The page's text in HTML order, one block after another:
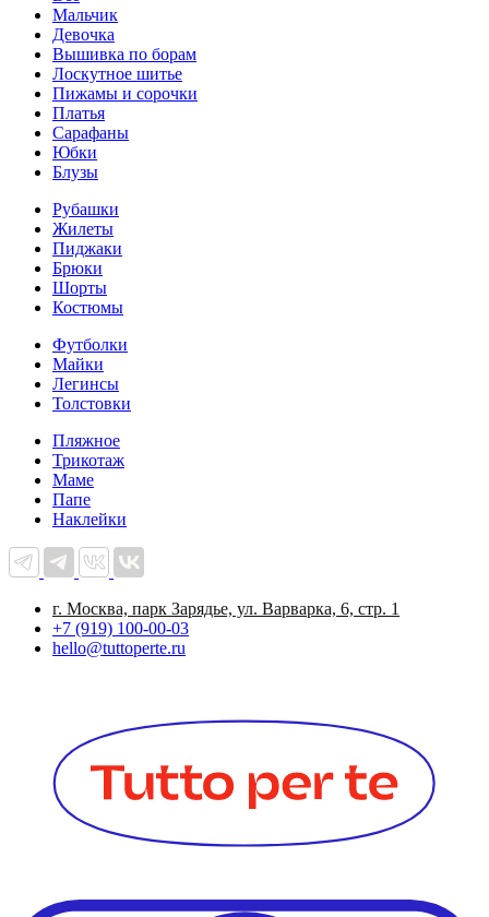
Мальчик
Девочка
Вышивка по борам
Лоскутное шитье
Пижамы и сорочки
Платья
Сарафаны
Юбки
Блузы
Рубашки
Жилеты
Пиджаки
Брюки
Шорты
Костюмы
Футболки
Майки
Легинсы
Толстовки
Пляжное
Трикотаж
Маме
Папе
Наклейки
г. Москва, парк Зарядье, ул. Варварка, 6, стр. 1
+7 (919) 100-00-03
hello@tuttoperte.ru